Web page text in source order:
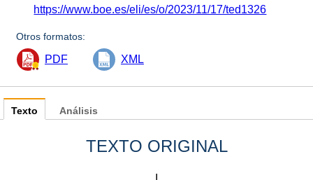
https://www.boe.es/eli/es/o/2023/11/17/ted1326
Otros formatos:
PDF XML
Texto
TEXTO ORIGINAL
Análisis